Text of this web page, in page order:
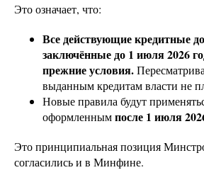
Это означает, что:
Все действующие кредитные
заключённые до 1 июля 2026
прежние условия.
выданным кредитам власти не
Новые правила будут
оформленнымпосле 1 июля
Это принципиальная позиция
согласились и в Минфине.